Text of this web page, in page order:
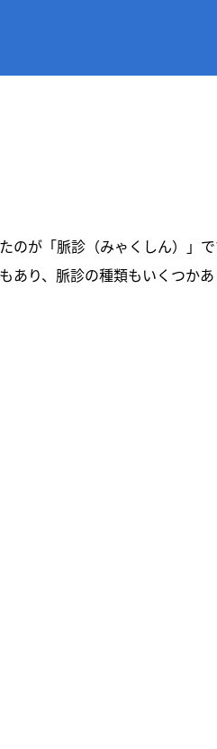
が「脈診（みゃくしん）」
あり、脈診の種類もいくつか